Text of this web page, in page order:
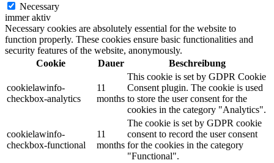
Necessary
immer aktiv
Necessary cookies are absolutely essential for the website to
function properly. These cookies ensure basic functionalities and
security features of the website, anonymously.
Cookie
Dauer Beschreibung
cookielawinfo-
checkbox-analytics
11
months
This cookie is set by GDPR Cookie
Consent plugin. The cookie is used
to store the user consent for the
cookies in the category "Analytics".
cookielawinfo-
checkbox-functional
11
months
The cookie is set by GDPR cookie
consent to record the user consent
for the cookies in the category
"Functional".